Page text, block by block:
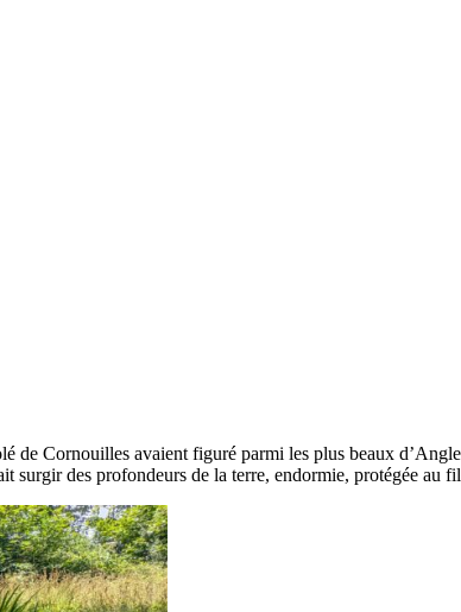
de Cornouilles avaient figuré parmi les plus beaux
des profondeurs de la terre, endormie, protégée au